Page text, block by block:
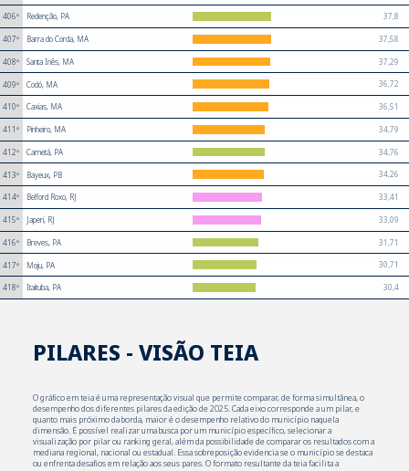
406º Redenção, PA 37,8
407º Barra do Corda, MA 37,58
408º Santa Inês, MA 37,29
409º Codó, MA 36,72
410º Caxias, MA 36,51
411º Pinheiro, MA 34,79
412º Cametá, PA 34,76
413º Bayeux, PB 34,26
414º Belford Roxo, RJ 33,41
415º Japeri, RJ 33,09
416º Breves, PA 31,71
417º Moju, PA 30,71
418º Itaituba, PA 30,4
PILARES - VISÃO TEIA
O gráfico em teia é uma representação visual que permite comparar, de forma simultânea, o
desempenho dos diferentes pilares da edição de 2025. Cada eixo corresponde a um pilar, e
quanto mais próximo da borda, maior é o desempenho relativo do município naquela
dimensão. É possível realizar uma busca por um município específico, selecionar a
visualização por pilar ou ranking geral, além da possibilidade de comparar os resultados com a
mediana regional, nacional ou estadual. Essa sobreposição evidencia se o município se destaca
ou enfrenta desafios em relação aos seus pares. O formato resultante da teia facilita a